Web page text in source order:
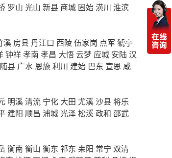
罗山 光山 新县 商城 固始潢川 淮滨
溪 房县丹江口 西陵伍家岗 点军 猇亭
钟祥孝南 孝昌 大悟 云梦 应城 安陆汉
随县 广水 恩施利川 建始 巴东 宣恩 咸
明溪清流 宁化 大田 尤溪沙县将乐
建阳 顺昌 浦城光泽松溪政和 邵武
衡南 衡山 衡东 祁东 耒阳 常宁 双清